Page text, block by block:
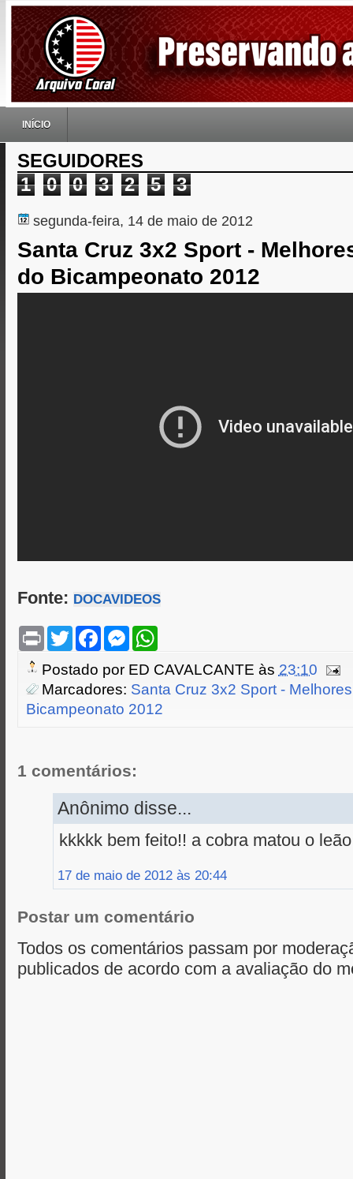
INÍCIO
SEGUIDORES
1
0 0 3 2 5 3
segunda-feira, 14 de maio de 2012
Santa Cruz 3x2 Sport -
do Bicampeonato 2012
Fonte: DOCAVIDEOS
P
n
t
T
w
t
e
r
F
e
b
o
o
M
s
e
n
g
W
t
s
A
p
Postado por ED CAVALCANTE às 23:10
Marcadores: Santa Cruz 3x2 Sport -
Bicampeonato 2012
1 comentários:
Anônimo disse...
kkkkk bem feito!! a cobra matou o
17 de maio de 2012 às 20:44
Postar um comentário
Todos os comentários passam por
publicados de acordo com a avaliação do